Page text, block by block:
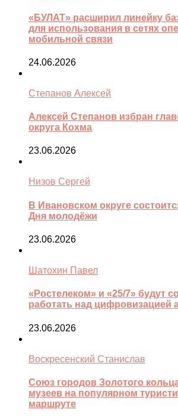
«БУЛАТ» расширил линейку
для использования в сетях
мобильной связи
24.06.2026
Степанов Алексей
Алексей Степанов избран
округа Кохма
23.06.2026
Низов Сергей
В Ивановском округе
Дня молодёжи
23.06.2026
Шатохин Павел
«Ростелеком» и «25/7» будут
работать над цифровизацией
23.06.2026
Воскресенский Станислав
Союз городов Золотого
музеев на популярном
маршруте